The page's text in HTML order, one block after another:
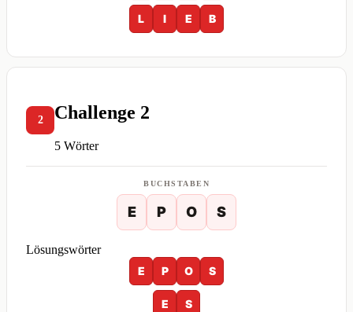
L I E B
2 Challenge 2
5 Wörter
BUCHSTABEN
E P O S
Lösungswörter
E
P O S
E S